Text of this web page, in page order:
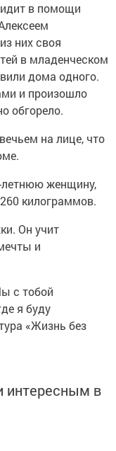
в помощи
них своя
в младенческом
дома одного.
и произошло
обгорело.
на лице, что
летнюю женщину,
килограммов.
Он учит
и
с тобой
я буду
«Жизнь без
в